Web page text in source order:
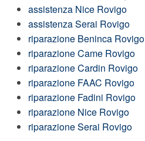
assistenza Nice Rovigo
assistenza Serai Rovigo
riparazione Beninca Rovigo
riparazione Came Rovigo
riparazione Cardin Rovigo
riparazione FAAC Rovigo
riparazione Fadini Rovigo
riparazione Nice Rovigo
riparazione Serai Rovigo